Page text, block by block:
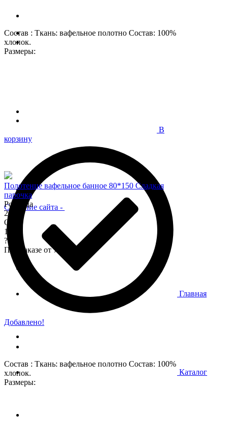
Состав : Ткань: вафельное полотно Состав: 100%
хлопок.
Размеры:
В
корзину
Добавлено!
Состав : Ткань: вафельное полотно Состав: 100%
хлопок.
Размеры:
Полотенце вафельное банное 80*150 Сладкая
парочка
Розница
200
Опт
170
?
При заказе от 7 000 р.
Создание сайта -
Главная
Каталог